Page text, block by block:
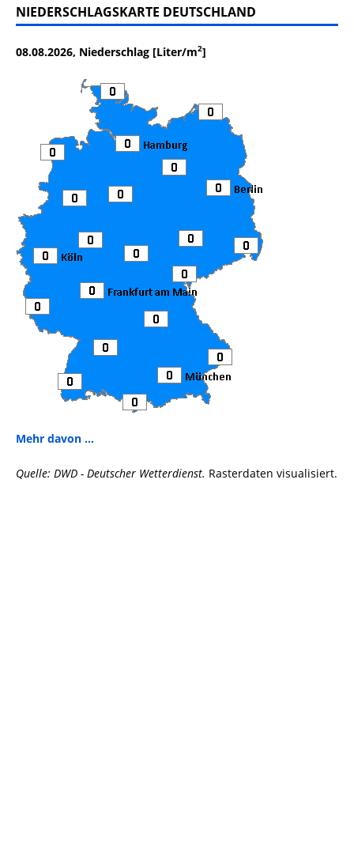
NIEDERSCHLAGSKARTE DEUTSCHLAND
08.08.2026, Niederschlag [Liter/m2]
Mehr davon ...
Quelle: DWD - Deutscher Wetterdienst. Rasterdaten visualisiert.